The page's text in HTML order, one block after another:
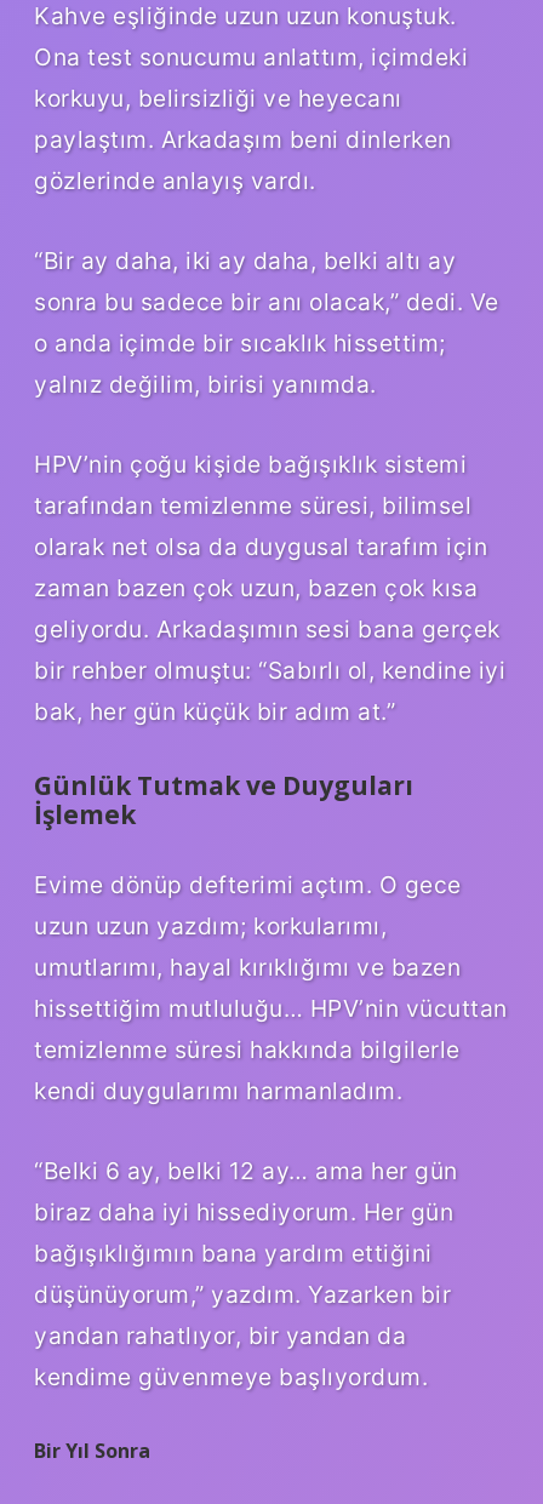
Kahve eşliğinde uzun uzun konuştuk.
Ona test sonucumu anlattım, içimdeki
korkuyu, belirsizliği ve heyecanı
paylaştım. Arkadaşım beni dinlerken
gözlerinde anlayış vardı.
“Bir ay daha, iki ay daha, belki altı ay
sonra bu sadece bir anı olacak,” dedi. Ve
o anda içimde bir sıcaklık hissettim;
yalnız değilim, birisi yanımda.
HPV’nin çoğu kişide bağışıklık sistemi
tarafından temizlenme süresi, bilimsel
olarak net olsa da duygusal tarafım için
zaman bazen çok uzun, bazen çok kısa
geliyordu. Arkadaşımın sesi bana gerçek
bir rehber olmuştu: “Sabırlı ol, kendine iyi
bak, her gün küçük bir adım at.”
Günlük Tutmak ve Duyguları
İşlemek
Evime dönüp defterimi açtım. O gece
uzun uzun yazdım; korkularımı,
umutlarımı, hayal kırıklığımı ve bazen
hissettiğim mutluluğu… HPV’nin vücuttan
temizlenme süresi hakkında bilgilerle
kendi duygularımı harmanladım.
“Belki 6 ay, belki 12 ay… ama her gün
biraz daha iyi hissediyorum. Her gün
bağışıklığımın bana yardım ettiğini
düşünüyorum,” yazdım. Yazarken bir
yandan rahatlıyor, bir yandan da
kendime güvenmeye başlıyordum.
Bir Yıl Sonra